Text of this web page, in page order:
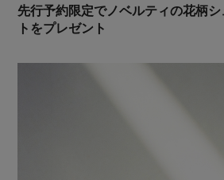
先行予約限定でノベルティの花柄
トをプレゼント